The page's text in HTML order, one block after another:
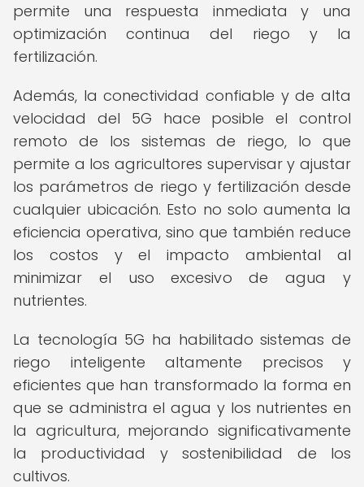
permite una respuesta inmediata y una
optimización continua del riego y la
fertilización.
Además, la conectividad confiable y de alta
velocidad del 5G hace posible el control
remoto de los sistemas de riego, lo que
permite a los agricultores supervisar y ajustar
los parámetros de riego y fertilización desde
cualquier ubicación. Esto no solo aumenta la
eficiencia operativa, sino que también reduce
los costos y el impacto ambiental al
minimizar el uso excesivo de agua y
nutrientes.
La tecnología 5G ha habilitado sistemas de
riego inteligente altamente precisos y
eficientes que han transformado la forma en
que se administra el agua y los nutrientes en
la agricultura, mejorando significativamente
la productividad y sostenibilidad de los
cultivos.